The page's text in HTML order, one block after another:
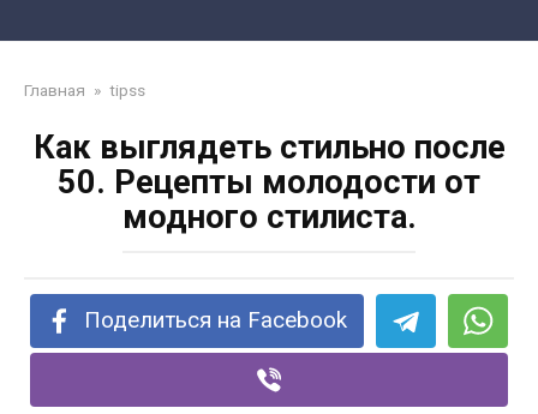
Главная » tipss
Как выглядеть стильно после
50. Рецепты молодости от
модного стилиста.
Поделиться на Facebook